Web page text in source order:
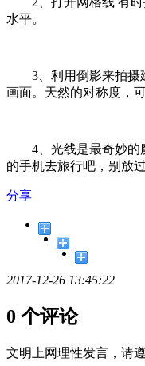
水平。
3、利用倒影来拍摄建
画面。天然的对称度，
4、光线是最奇妙的魔
的手机去旅行吧，别放
分享
2017-12-26 13:45:22
0 个评论
文明上网理性发言，请